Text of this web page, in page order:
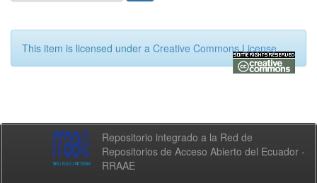
This item is licensed under a Creative Commons License
Repositorio integrado a la Red de
Repositorios de Acceso Abierto del Ecuador -
RRAAE